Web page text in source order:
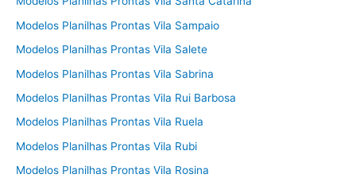
Modelos Planilhas Prontas Vila Sampaio
Modelos Planilhas Prontas Vila Salete
Modelos Planilhas Prontas Vila Sabrina
Modelos Planilhas Prontas Vila Rui Barbosa
Modelos Planilhas Prontas Vila Ruela
Modelos Planilhas Prontas Vila Rubi
Modelos Planilhas Prontas Vila Rosina